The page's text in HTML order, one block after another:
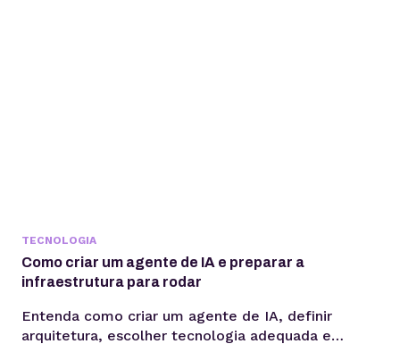
TECNOLOGIA
Como criar um agente de IA e preparar a
infraestrutura para rodar
Entenda como criar um agente de IA, definir
arquitetura, escolher tecnologia adequada e